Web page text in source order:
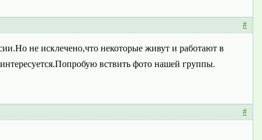
#
не исклечено,что некоторые живут и работают в
вствить фото нашей группы.
#